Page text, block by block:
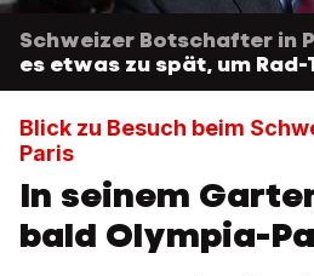
Schweizer Botschafter in
es etwas zu spät, um
Blick zu Besuch beim
Paris
In seinem
bald Olympia-